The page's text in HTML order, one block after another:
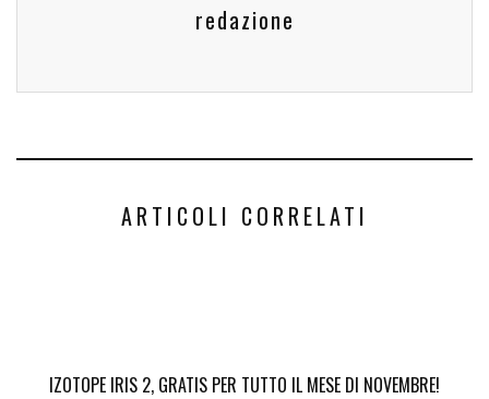
redazione
ARTICOLI CORRELATI
IZOTOPE IRIS 2, GRATIS PER TUTTO IL MESE DI NOVEMBRE!